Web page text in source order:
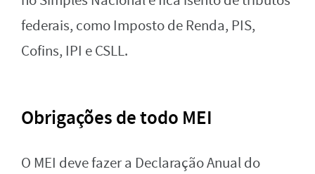
federais, como Imposto de Renda, PIS,
Cofins, IPI e CSLL.
Obrigações de todo MEI
O MEI deve fazer a Declaração Anual do